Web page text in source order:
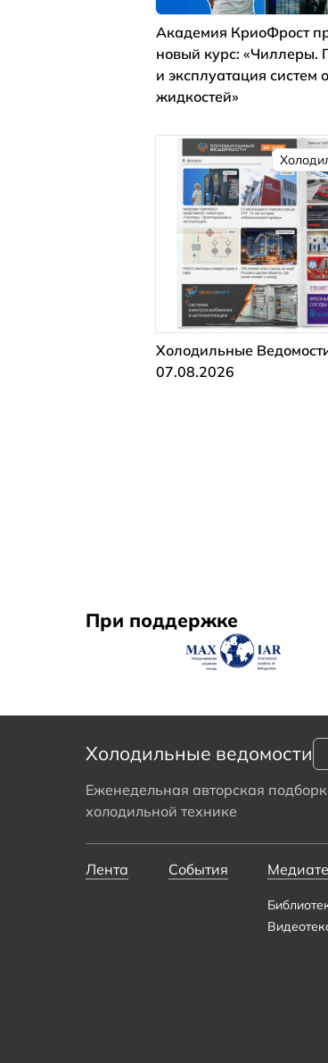
Академия КриоФрост
новый курс: «Чиллеры.
и эксплуатация систем
жидкостей»
Холодильные
07.08.2026
При поддержке
Холодильные ведомости
Еженедельная авторская
холодильной технике
Лента События